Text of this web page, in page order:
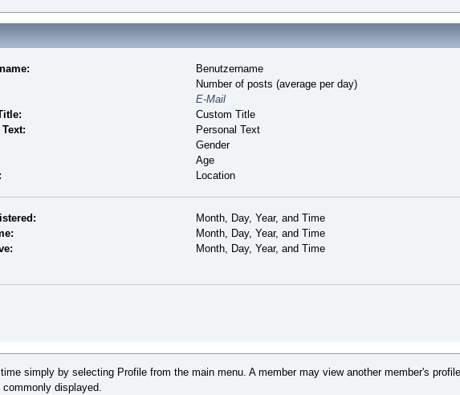
Benutzername
Number of posts (average per day)
E-Mail
Custom Title
Personal Text
Gender
Age
Location
Month, Day, Year, and Time
Month, Day, Year, and Time
Month, Day, Year, and Time
simply by selecting Profile from the main menu. A member may view another member's
displayed.